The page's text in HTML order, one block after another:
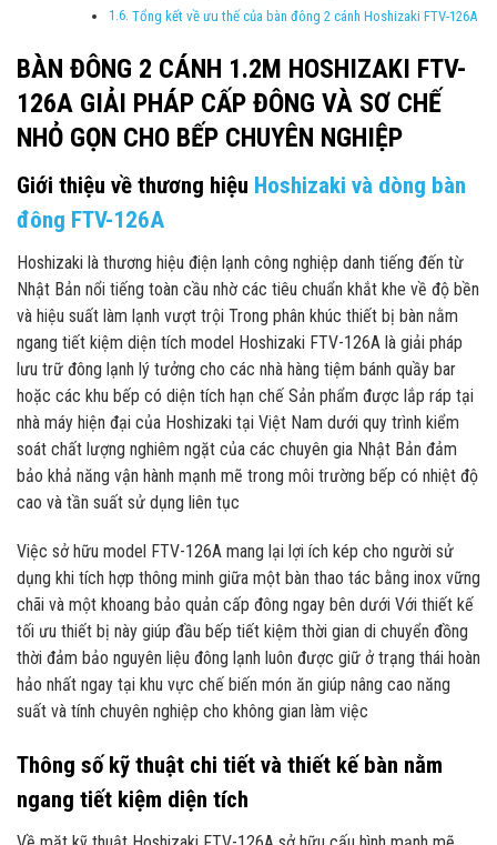
Tổng kết về ưu thế của bàn đông 2 cánh Hoshizaki FTV-126A
BÀN ĐÔNG 2 CÁNH 1.2M HOSHIZAKI FTV-
126A GIẢI PHÁP CẤP ĐÔNG VÀ SƠ CHẾ
NHỎ GỌN CHO BẾP CHUYÊN NGHIỆP
Giới thiệu về thương hiệu Hoshizaki và dòng bàn
đông FTV-126A
Hoshizaki là thương hiệu điện lạnh công nghiệp danh tiếng đến từ
Nhật Bản nổi tiếng toàn cầu nhờ các tiêu chuẩn khắt khe về độ bền
và hiệu suất làm lạnh vượt trội Trong phân khúc thiết bị bàn nằm
ngang tiết kiệm diện tích model Hoshizaki FTV-126A là giải pháp
lưu trữ đông lạnh lý tưởng cho các nhà hàng tiệm bánh quầy bar
hoặc các khu bếp có diện tích hạn chế Sản phẩm được lắp ráp tại
nhà máy hiện đại của Hoshizaki tại Việt Nam dưới quy trình kiểm
soát chất lượng nghiêm ngặt của các chuyên gia Nhật Bản đảm
bảo khả năng vận hành mạnh mẽ trong môi trường bếp có nhiệt độ
cao và tần suất sử dụng liên tục
Việc sở hữu model FTV-126A mang lại lợi ích kép cho người sử
dụng khi tích hợp thông minh giữa một bàn thao tác bằng inox vững
chãi và một khoang bảo quản cấp đông ngay bên dưới Với thiết kế
tối ưu thiết bị này giúp đầu bếp tiết kiệm thời gian di chuyển đồng
thời đảm bảo nguyên liệu đông lạnh luôn được giữ ở trạng thái hoàn
hảo nhất ngay tại khu vực chế biến món ăn giúp nâng cao năng
suất và tính chuyên nghiệp cho không gian làm việc
Thông số kỹ thuật chi tiết và thiết kế bàn nằm
ngang tiết kiệm diện tích